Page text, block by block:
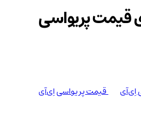
قیمت پریواسی
اِی‌آی قیمت پریواسی اِی‌آی